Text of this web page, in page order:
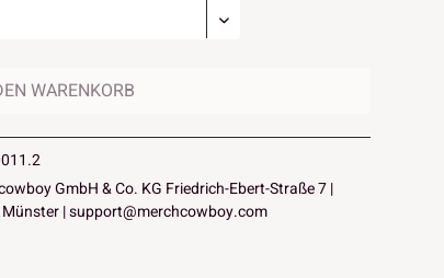
WARENKORB
GmbH & Co. KG Friedrich-Ebert-Straße 7 |
|support@merchcowboy.com